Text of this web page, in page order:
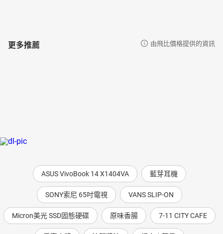
更多推薦 由飛比價格提供的資訊
ASUS VivoBook 14 X1404VA 藍芽耳機
SONY索尼 65吋電視 VANS SLIP-ON
Micron美光 SSD固態硬碟 原味香腸 7-11 CITY CAFE